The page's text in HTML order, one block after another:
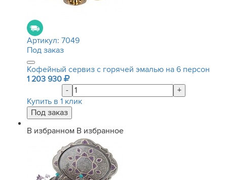
Артикул: 7049
Под заказ
Кофейный сервиз с горячей эмалью на 6 персон
1 203 930
-
+
Купить в 1 клик
В избранном В избранное